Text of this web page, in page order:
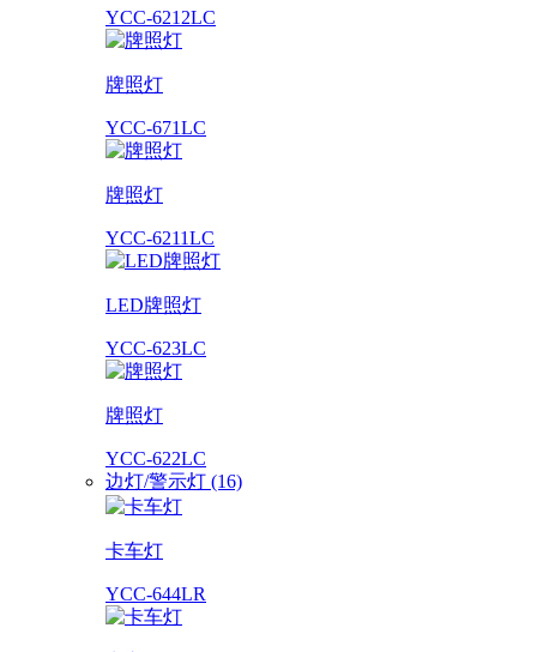
YCC-6212LC
牌照灯
YCC-671LC
牌照灯
YCC-6211LC
LED牌照灯
YCC-623LC
牌照灯
YCC-622LC
边灯/警示灯 (16)
卡车灯
YCC-644LR